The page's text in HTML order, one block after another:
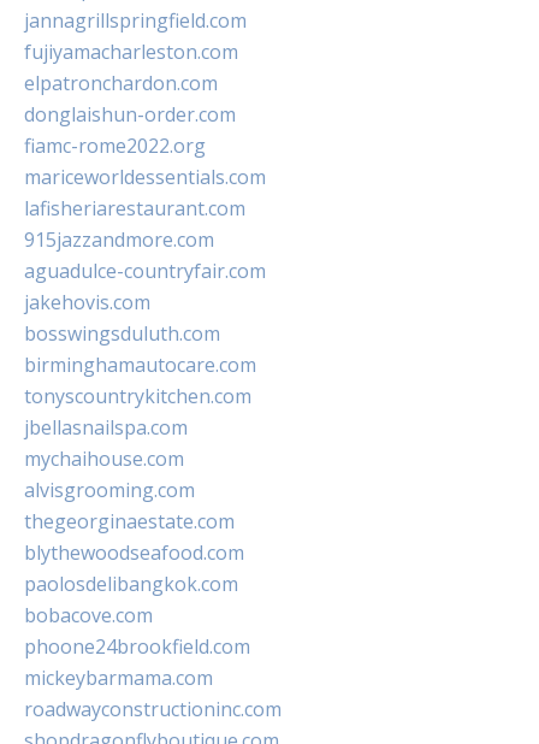
jannagrillspringfield.com
fujiyamacharleston.com
elpatronchardon.com
donglaishun-order.com
fiamc-rome2022.org
mariceworldessentials.com
lafisheriarestaurant.com
915jazzandmore.com
aguadulce-countryfair.com
jakehovis.com
bosswingsduluth.com
birminghamautocare.com
tonyscountrykitchen.com
jbellasnailspa.com
mychaihouse.com
alvisgrooming.com
thegeorginaestate.com
blythewoodseafood.com
paolosdelibangkok.com
bobacove.com
phoone24brookfield.com
mickeybarmama.com
roadwayconstructioninc.com